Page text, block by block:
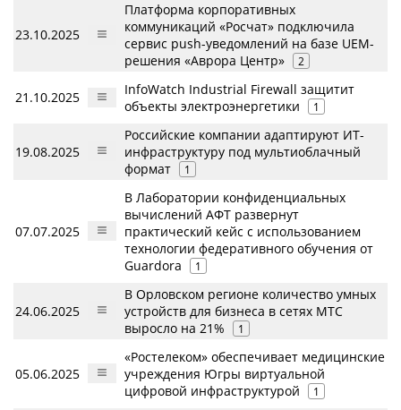
23.10.2025
Платформа корпоративных
коммуникаций «Росчат» подключила
сервис push-уведомлений на базе UEM-
решения «Аврора Центр»
2
21.10.2025
InfoWatch Industrial Firewall защитит
объекты электроэнергетики
1
19.08.2025
Российские компании адаптируют ИТ-
инфраструктуру под мультиоблачный
формат
1
07.07.2025
В Лаборатории конфиденциальных
вычислений АФТ развернут
практический кейс с использованием
технологии федеративного обучения от
Guardora
1
24.06.2025
В Орловском регионе количество умных
устройств для бизнеса в сетях МТС
выросло на 21%
1
05.06.2025
«Ростелеком» обеспечивает медицинские
учреждения Югры виртуальной
цифровой инфраструктурой
1